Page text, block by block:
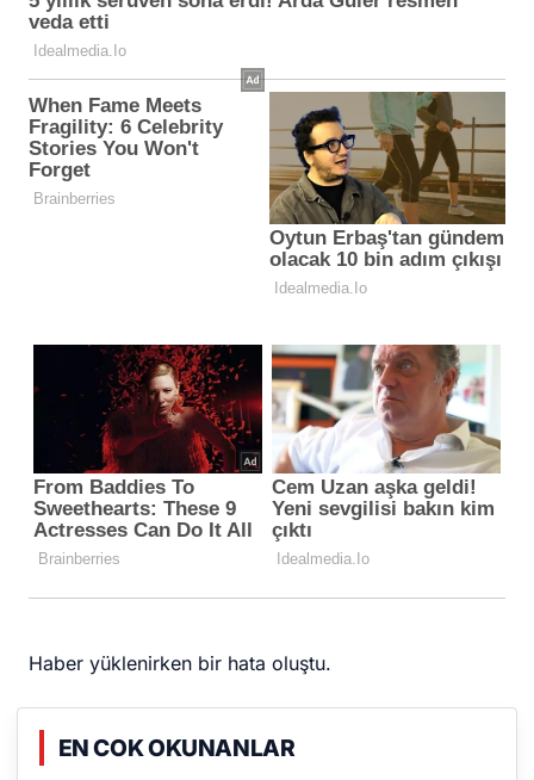
Haber yüklenirken bir hata oluştu.
EN COK OKUNANLAR